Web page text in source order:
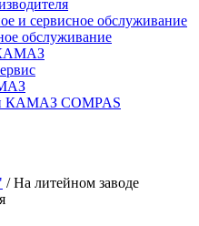
и сервисное обслуживание
обслуживание
КАМАЗ
КАМАЗ COMPAS
/ На литейном заводе